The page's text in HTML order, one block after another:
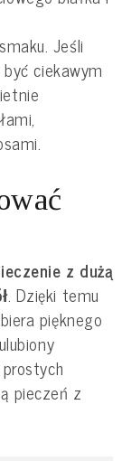
Jeśli
ciekawym
z dużą
. Dzięki temu
pięknego
pieczeń z